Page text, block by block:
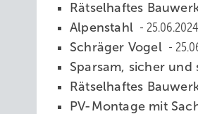
Rätselhaftes
Alpenstahl
25.06.2024
Schräger Vogel
Sparsam, sicher
Rätselhaftes
PV-M ontage mit